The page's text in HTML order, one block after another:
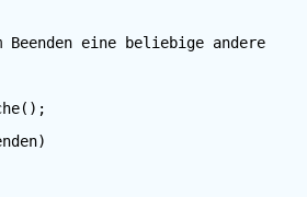
Beenden eine beliebige andere